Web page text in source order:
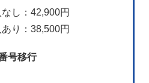
し：42,900円
り：38,500円
号移行